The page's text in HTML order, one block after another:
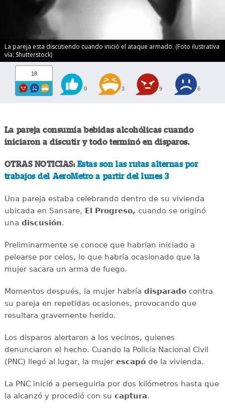
La pareja esta discutiendo cuando inició el ataque armado. (Foto ilustrativa
vía: Shutterstock)
18
0 3 9 6
La pareja consumía bebidas alcohólicas cuando
iniciaron a discutir y todo terminó en disparos.
OTRAS NOTICIAS:Estas son las rutas alternas por
trabajos del AeroMetro a partir del lunes 3
Una pareja estaba celebrando dentro de su vivienda
ubicada en Sansare, El Progreso, cuando se originó
una discusión.
Preliminarmente se conoce que habrían iniciado a
pelearse por celos, lo que habría ocasionado que la
mujer sacara un arma de fuego.
Momentos después, la mujer habría disparadocontra
su pareja en repetidas ocasiones, provocando que
resultara gravemente herido.
Los disparos alertaron a los vecinos, quienes
denunciaron el hecho. Cuando la Policía Nacional Civil
(PNC) llegó al lugar, la mujer escapóde la vivienda.
La PNC inició a perseguirla por dos kilómetros hasta que
la alcanzó y procedió con su captura.